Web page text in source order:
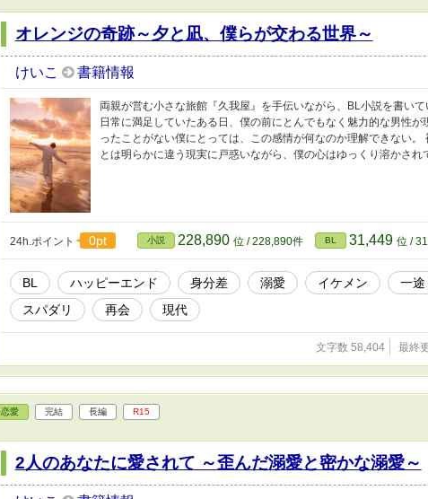
オレンジの奇跡～夕と凪、僕らが交わる世界～
けいこ 書籍情報
両親が営む小さな旅館『久我屋』を手伝いながら、BL小説を書い
日常に満足していたある日、僕の前にとんでもなく魅力的な男性
ったことがない僕にとっては、この感情が何なのか理解できない
とは明らかに違う現実に戸惑いながら、僕の心はゆっくり溶かさ
24h.ポイント 0pt 小説 228,890 位 / 228,890件 BL 31,449 位 /
BL ハッピーエンド 身分差 溺愛 イケメン 一途
スパダリ
再会 現代
文字数 58,404 最終
恋愛 完結 長編 R15
2人のあなたに愛されて ～歪んだ溺愛と密かな溺愛～